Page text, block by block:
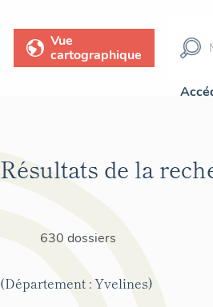
Vue
cartographique
Résultats de la
630 dossiers
(Département : Yvelines)